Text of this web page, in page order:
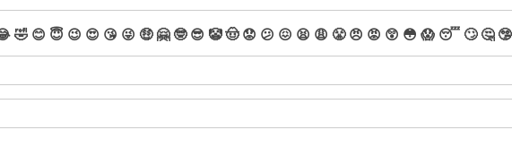
🤣 😊 😇 😉 😍 😘 😜 🤑 🤗 🤓 😎 🤡🤠 😟 😕 😖 😫 😩 😤 😠 😡 😲 😳 😱 😴 🙄 🤔 🤥